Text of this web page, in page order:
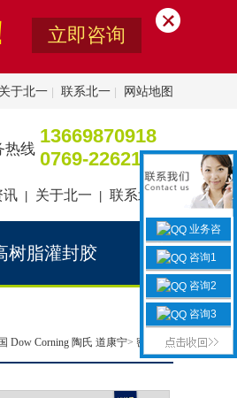
立即咨询
关于北一 联系北一 网站地图
热线
13669870918
0769-22621626
讯 关于北一 联系北一
树脂灌封胶
Dow Corning 陶氏 道康宁> 密 封 胶
业务咨
询
咨询1
咨询2
咨询3